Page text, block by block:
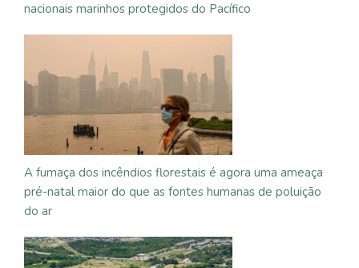
nacionais marinhos protegidos do Pacífico
A fumaça dos incêndios florestais é agora uma ameaça
pré-natal maior do que as fontes humanas de poluição
do ar